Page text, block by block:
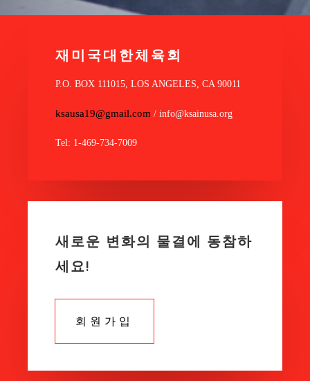
재미국대한체육회
P.O. BOX 111015, LOS ANGELES, CA 90011
ksausa19@gmail.com / info@ksainusa.org
Tel: 1-469-734-7009
새로운 변화의 물결에 동참하
세요!
회원가입